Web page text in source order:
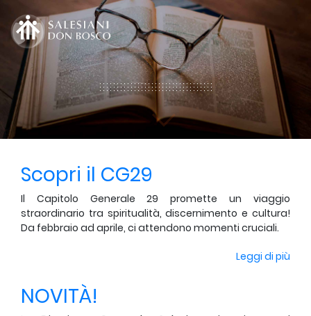
Scopri il CG29
Il Capitolo Generale 29 promette un viaggio
straordinario tra spiritualità, discernimento e cultura!
Da febbraio ad aprile, ci attendono momenti cruciali.
Leggi di più
NOVITÀ!